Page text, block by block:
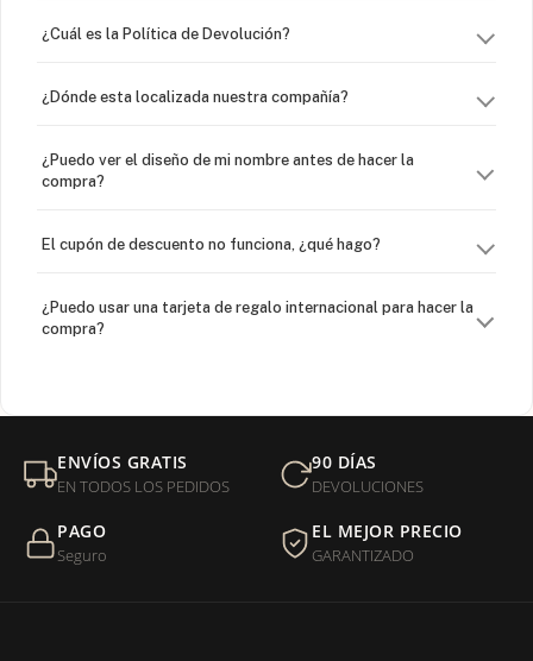
¿Cuál es la Política de Devolución?
¿Dónde esta localizada nuestra compañía?
¿Puedo ver el diseño de mi nombre antes de hacer la
compra?
El cupón de descuento no funciona, ¿qué hago?
¿Puedo usar una tarjeta de regalo internacional para hacer la
compra?
Mi orden fue devuelta por USPS, ¿qué hago para que sea
entregada?
¿Sus productos son libres de níquel?
ENVÍOS GRATIS
EN TODOS LOS PEDIDOS
90 DÍAS
DEVOLUCIONES
PAGO
Seguro
EL MEJOR PRECIO
GARANTIZADO